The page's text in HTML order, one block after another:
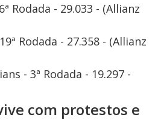
Rodada - 29.033 - (Allianz
Rodada - 27.358 - (Allianz
- 3ª Rodada - 19.297 -
com protestos e